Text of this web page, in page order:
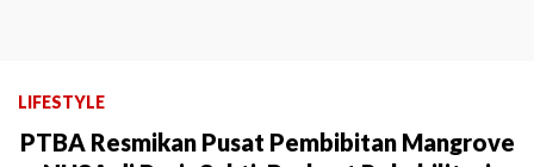
LIFESTYLE
PTBA Resmikan Pusat Pembibitan Mangrove